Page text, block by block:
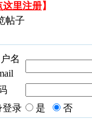
这里注册】
帖子
名
登录
是 否